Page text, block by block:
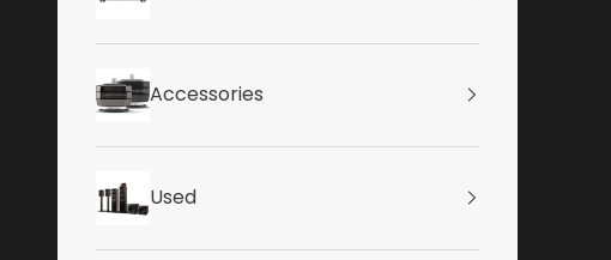
Accessories
Used